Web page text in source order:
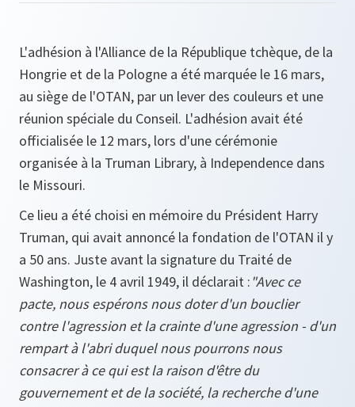
L'adhésion à l'Alliance de la République tchèque, de la
Hongrie et de la Pologne a été marquée le 16 mars,
au siège de l'OTAN, par un lever des couleurs et une
réunion spéciale du Conseil. L'adhésion avait été
officialisée le 12 mars, lors d'une cérémonie
organisée à la Truman Library, à Independence dans
le Missouri.
Ce lieu a été choisi en mémoire du Président Harry
Truman, qui avait annoncé la fondation de l'OTAN il y
a 50 ans. Juste avant la signature du Traité de
Washington, le 4 avril 1949, il déclarait :"Avec ce
pacte, nous espérons nous doter d'un bouclier
contre l'agression et la crainte d'une agression - d'un
rempart à l'abri duquel nous pourrons nous
consacrer à ce qui est la raison d'être du
gouvernement et de la société, la recherche d'une